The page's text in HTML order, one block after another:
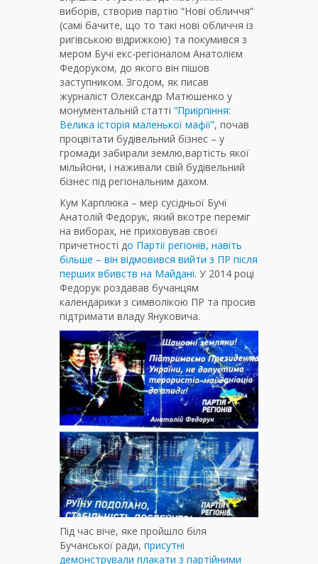
виборів, створив партію “Нові обличчя”
(самі бачите, що то такі нові обличчя із
ригівською відрижкою) та покумився з
мером Бучі екс-регіоналом Анатолієм
Федоруком, до якого він пішов
заступником. Згодом, як писав
журналіст Олександр Матюшенко у
монументальній статті “Приірпіння:
Велика історія маленької мафії”, почав
процвітати будівельний бізнес – у
громади забирали землю,вартість якої
мільйони, і наживали свій будівельний
бізнес під регіональним дахом.
Кум Карплюка – мер сусідньої Бучі
Анатолій Федорук, який вкотре переміг
на виборах, не приховував своєї
причетності до Партії регіонів, навіть
більше – він відмовився вийти з ПР після
перших вбивств на Майдані. У 2014 році
Федорук роздавав бучанцям
календарики з символікою ПР та просив
підтримати владу Януковича.
Під час віче, яке пройшло біля
Бучанської ради, присутні
демонстрували плакати з партійними